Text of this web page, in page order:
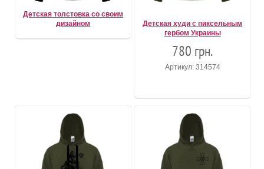
Детская толстовка со своим
дизайном
Детская худи с пиксельным
гербом Украины
780 грн.
Артикул: 314574